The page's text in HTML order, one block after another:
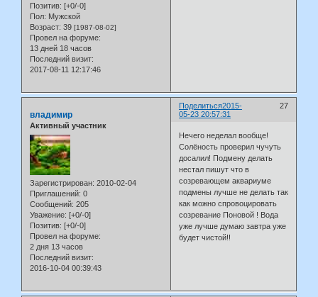
Позитив: [+0/-0]
Пол: Мужской
Возраст: 39 [1987-08-02]
Провел на форуме:
13 дней 18 часов
Последний визит:
2017-08-11 12:17:46
Поделиться 27
2015-
05-23 20:57:31
владимир
Активный участник
Зарегистрирован: 2010-02-04
Приглашений: 0
Сообщений: 205
Уважение: [+0/-0]
Позитив: [+0/-0]
Провел на форуме:
2 дня 13 часов
Последний визит:
2016-10-04 00:39:43
Нечего неделал вообще!
Солёность проверил чучуть
досалил! Подмену делать
нестал пишут что в
созревающем аквариуме
подмены лучше не делать так
как можно спровоцировать
созревание Поновой ! Вода
уже лучше думаю завтра уже
будет чистой!!